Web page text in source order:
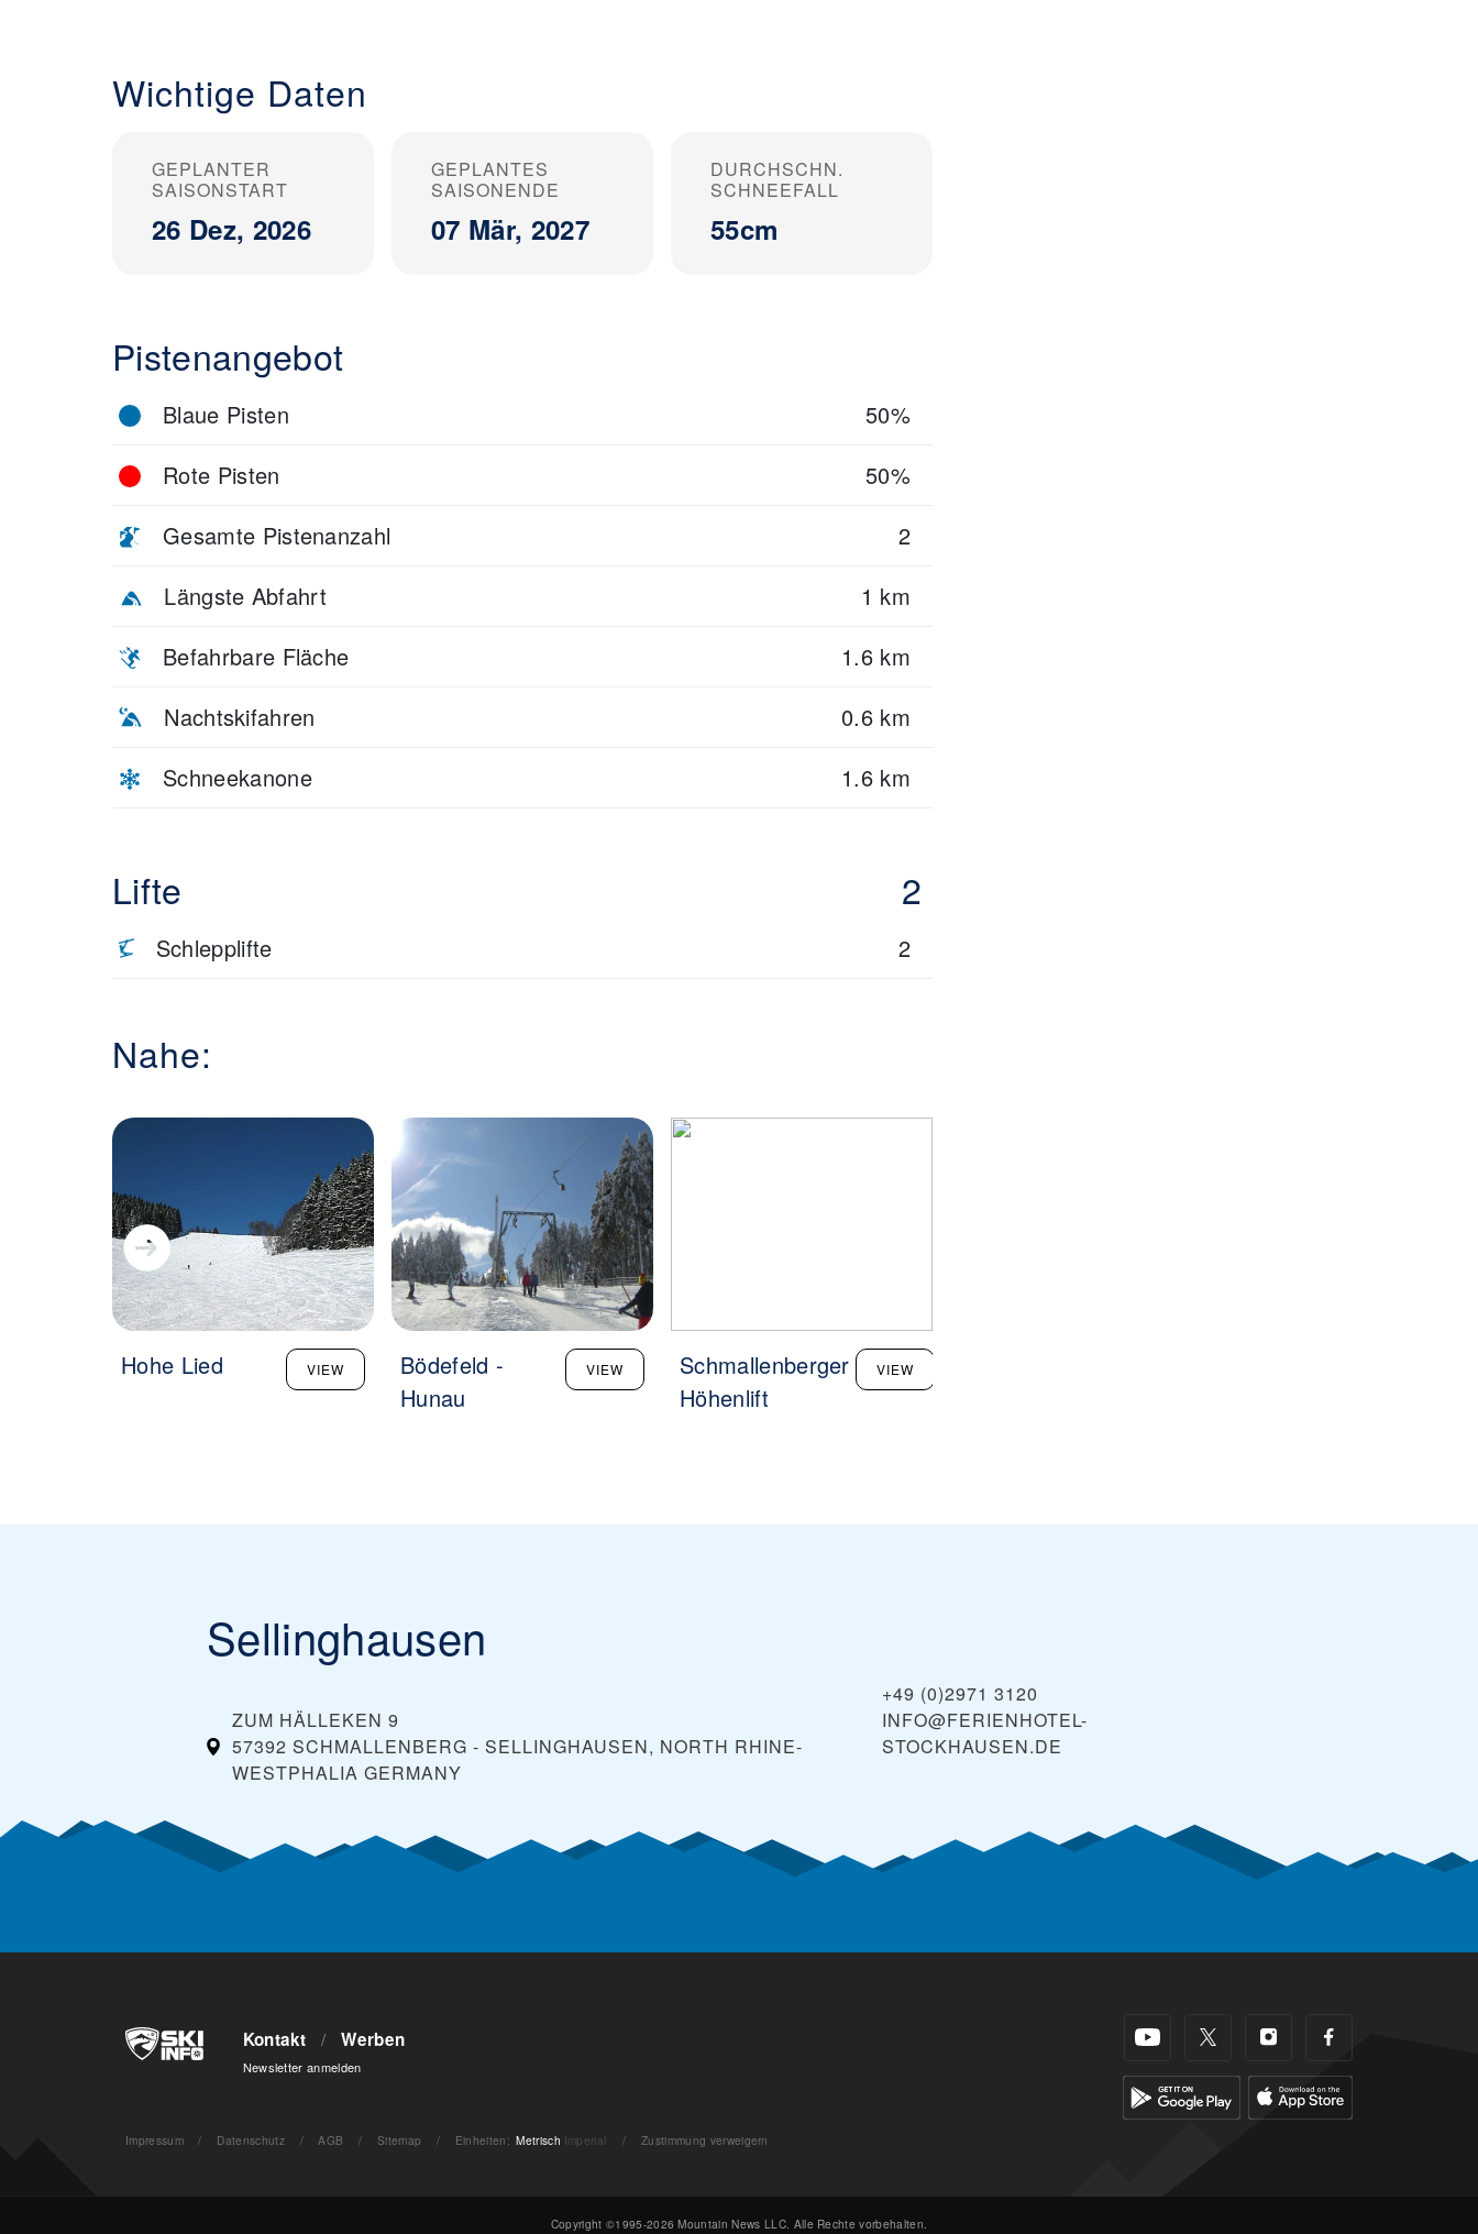
Wichtige Daten
GEPLANTER
SAISONSTART
26 Dez, 2026
GEPLANTES
SAISONENDE
07 Mär, 2027
DURCHSCHN.
SCHNEEFALL
55cm
Pistenangebot
Blaue Pisten
50%
Rote Pisten
50%
Gesamte Pistenanzahl
2
Längste Abfahrt
1 km
Befahrbare Fläche
1.6 km
Nachtskifahren
0.6 km
Schneekanone
1.6 km
Lifte 2
Schlepplifte 2
Nahe:
Hohe Lied VIEW
Bödefeld -
Hunau
VIEW
Schmallenberger
Höhenlift
VIEW
Sellinghausen
ZUM HÄLLEKEN 9
57392 SCHMALLENBERG - SELLINGHAUSEN, NORTH RHINE-
WESTPHALIA GERMANY
+49 (0)2971 3120
INFO@FERIENHOTEL-
STOCKHAUSEN.DE
Kontakt / Werben
Newsletter anmelden
Impressum / Datenschutz / AGB / Sitemap / Einheiten : Metrisch Imperial / Zustimmung verweigern
Copyright ©1995-2026 Mountain News LLC. Alle Rechte vorbehalten.